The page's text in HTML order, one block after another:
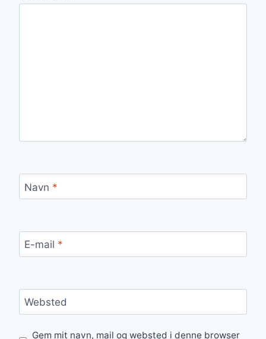
Navn *
E-mail *
Websted
Gem mit navn, mail og websted i denne browser